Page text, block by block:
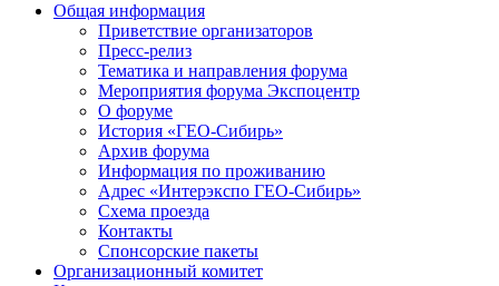
Общая информация
Приветствие организаторов
Пресс-релиз
Тематика и направления форума
Мероприятия форума Экспоцентр
О форуме
История «ГЕО-Сибирь»
Архив форума
Информация по проживанию
Адрес «Интерэкспо ГЕО-Сибирь»
Схема проезда
Контакты
Спонсорские пакеты
Организационный комитет